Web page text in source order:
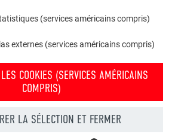
Découvrez d’autres projets
les solutions en aluminium
pour toitures, systèmes solaires et
(services américains compris)
externes (services américains compris)
COOKIES (SERVICES AMÉRICAINS
COMPRIS)
LA SÉLECTION ET FERMER